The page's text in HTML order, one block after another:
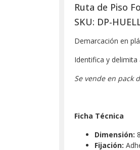
Ruta de Piso
SKU: DP-
Demarcación en
Identifica y
Se vende en pack
Ficha Técnica
Dimensión:
Fijación: